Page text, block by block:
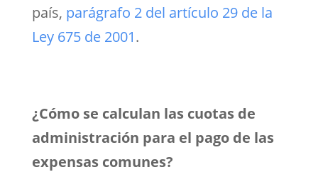
país, parágrafo 2 del artículo 29 de la
Ley 675 de 2001.
¿Cómo se calculan las cuotas de
administración para el pago de las
expensas comunes?